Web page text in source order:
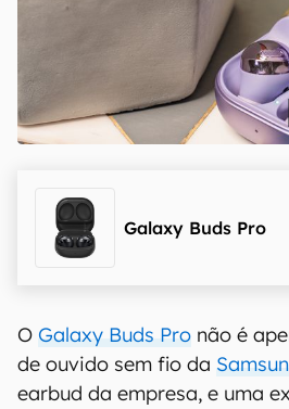
Galaxy Buds Pro
O Galaxy Buds Pro não é
de ouvido sem fio da
earbud da empresa, e uma